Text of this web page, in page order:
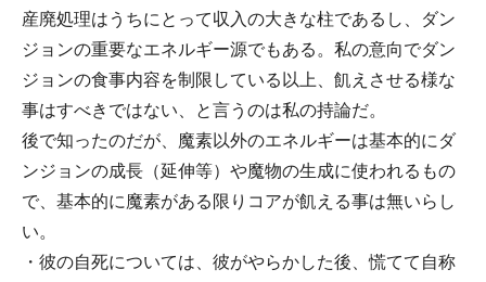
産廃処理はうちにとって収入の大きな柱であるし、ダン
ジョンの重要なエネルギー源でもある。私の意向でダン
ジョンの食事内容を制限している以上、飢えさせる様な
事はすべきではない、と言うのは私の持論だ。
後で知ったのだが、魔素以外のエネルギーは基本的にダ
ンジョンの成長（延伸等）や魔物の生成に使われるもの
で、基本的に魔素がある限りコアが飢える事は無いらし
い。
・彼の自死については、彼がやらかした後、慌てて自称